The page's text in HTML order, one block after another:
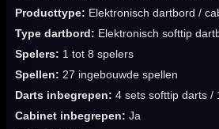
Producttype: Elektronisch dartbord /
Type dartbord: Elektronisch softtip
Spelers: 1 tot 8 spelers
Spellen: 27 ingebouwde spellen
Darts inbegrepen: 4 sets softtip darts /
Cabinet inbegrepen: Ja